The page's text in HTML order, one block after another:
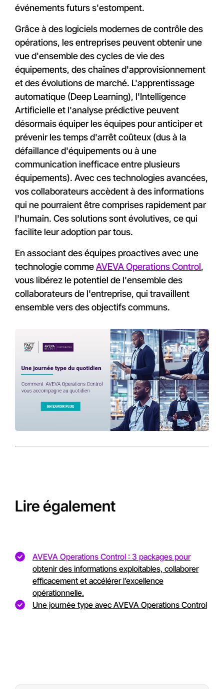
événements futurs s'estompent.
Grâce à des logiciels modernes de contrôle des
opérations, les entreprises peuvent obtenir une
vue d'ensemble des cycles de vie des
équipements, des chaînes d'approvisionnement
et des évolutions de marché. L'apprentissage
automatique (Deep Learning), l'Intelligence
Artificielle et l'analyse prédictive peuvent
désormais équiper les équipes pour anticiper et
prévenir les temps d'arrêt coûteux (dus à la
défaillance d'équipements ou à une
communication inefficace entre plusieurs
équipements). Avec ces technologies avancées,
vos collaborateurs accèdent à des informations
qui ne pourraient être comprises rapidement par
l'humain. Ces solutions sont évolutives, ce qui
facilite leur adoption par tous.
En associant des équipes proactives avec une
technologie commeAVEVA Operations Control,
vous libérez le potentiel de l'ensemble des
collaborateurs de l'entreprise, qui travaillent
ensemble vers des objectifs communs.
Lire également
AVEVA Operations Control : 3 packages pour
obtenir des informations exploitables, collaborer
efficacement et accélérer l’excellence
opérationnelle.
Une journée type avec AVEVA Operations Control